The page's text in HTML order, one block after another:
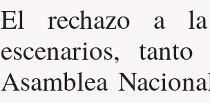
El rechazo a
escenarios,
Asamblea